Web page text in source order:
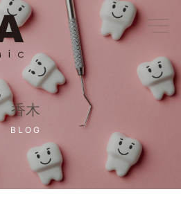
香木
BLOG